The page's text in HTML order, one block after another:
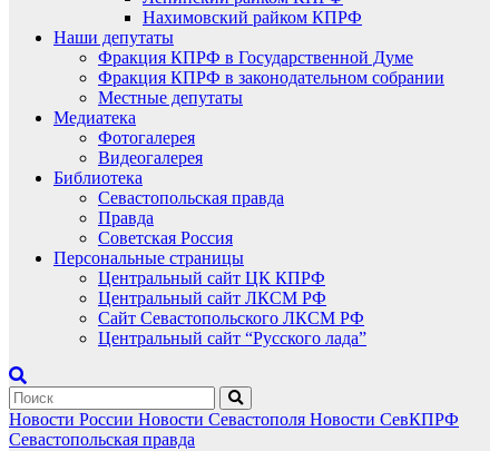
Нахимовский райком КПРФ
Наши депутаты
Фракция КПРФ в Государственной Думе
Фракция КПРФ в законодательном собрании
Местные депутаты
Медиатека
Фотогалерея
Видеогалерея
Библиотека
Севастопольская правда
Правда
Советская Россия
Персональные страницы
Центральный сайт ЦК КПРФ
Центральный сайт ЛКСМ РФ
Сайт Севастопольского ЛКСМ РФ
Центральный сайт “Русского лада”
Новости России Новости Севастополя Новости СевКПРФ
Севастопольская правда